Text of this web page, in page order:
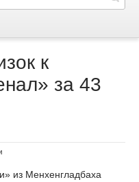
к
за 43
из Менхенгладбаха